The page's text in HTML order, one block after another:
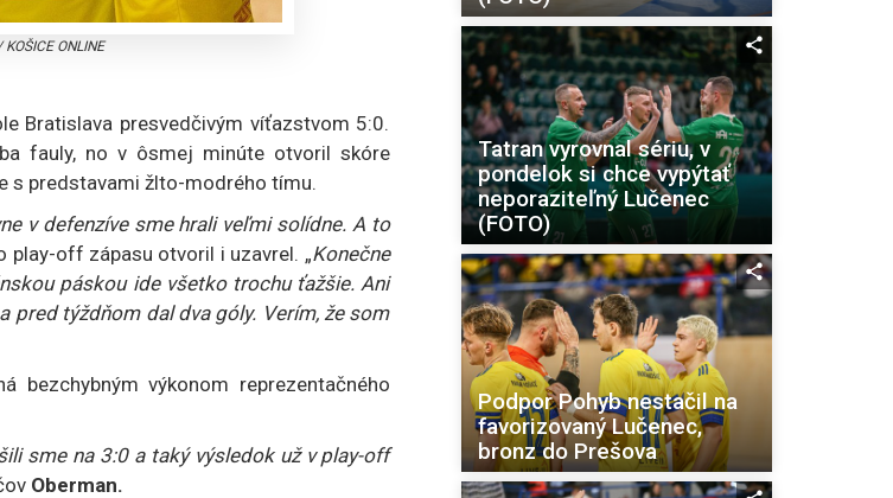
KOŠICE ONLINE
Bratislava presvedčivým víťazstvom 5:0.
fauly, no v ôsmej minúte otvoril skóre
s predstavami žlto-modrého tímu.
v defenzíve sme hrali veľmi solídne. A to
play-off zápasu otvoril i uzavrel. „Konečne
páskou ide všetko trochu ťažšie. Ani
pred týždňom dal dva góly. Verím, že som
bezchybným výkonom reprezentačného
sme na 3:0 a taký výsledok už v play-off
Oberman.
Tatran vyrovnal sériu, v
pondelok si chce vypýtať
neporaziteľný Lučenec
(FOTO)
Podpor Pohyb nestačil na
favorizovaný Lučenec,
bronz do Prešova